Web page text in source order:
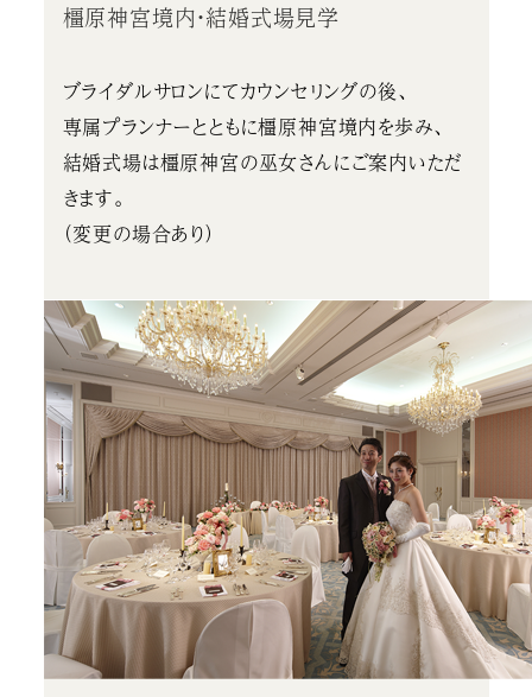
橿原神宮境内・結婚式場見学
ブライダルサロンにてカウンセリングの後、
専属プランナーとともに橿原神宮境内を歩み、
結婚式場は橿原神宮の巫女さんにご案内いただ
きます。
（変更の場合あり）